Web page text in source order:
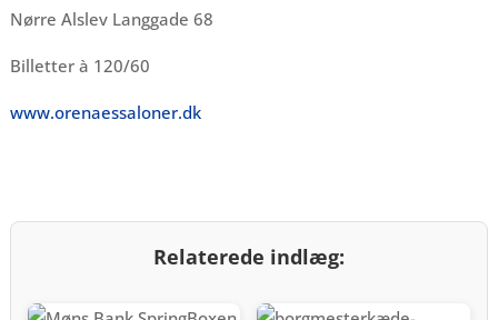
Nørre Alslev Langgade 68
Billetter à 120/60
www.orenaessaloner.dk
Relaterede indlæg: